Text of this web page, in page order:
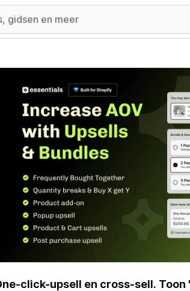
met uitgelichte afbeeldingen
click-upsell en cross-sell.